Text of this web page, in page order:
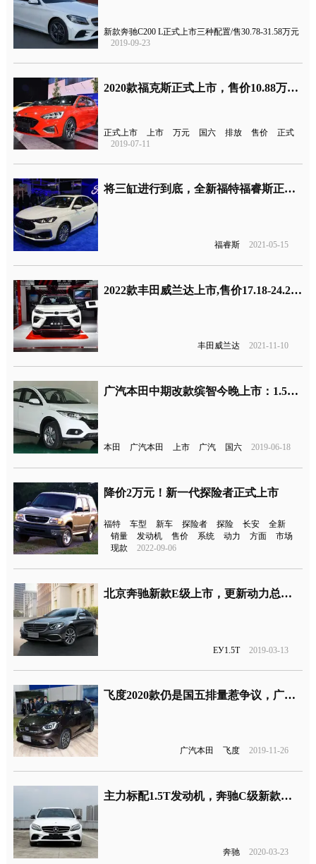
新款奔驰C200 L正式上市三种配置/售30.78-31.58万元
2019-09-23
2020款福克斯正式上市，售价10.88万元起，满足国六排放
正式上市 上市 万元 国六 排放 售价
正式
2019-07-11
将三缸进行到底，全新福特福睿斯正式上市
福睿斯 2021-05-15
2022款丰田威兰达上市,售价17.18-24.28万元
丰田威兰达 2021-11-10
广汽本田中期改款缤智今晚上市：1.5T+CVT、满足国六标准
本田 广汽本田 上市 广汽 国六 2019-06-18
降价2万元！新一代探险者正式上市
福特 车型 新车 探险者 探险 长安
全新
销量
发动机 售价 系统 动力 方面
市场
现款
2022-09-06
北京奔驰新款E级上市，更新动力总成入门版搭载1.5T四缸发动机
EУ1.5T 2019-03-13
飞度2020款仍是国五排量惹争议，广汽本田在“憋大招”？
广汽本田 飞度 2019-11-26
主力标配1.5T发动机，奔驰C级新款上市
奔驰 2020-03-23